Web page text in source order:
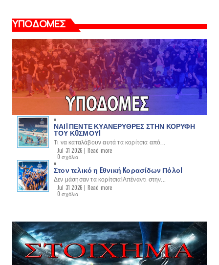
ΥΠΟΔΟΜΕΣ
ΝΑΙ! ΠΕΝΤΕ ΚΥΑΝΕΡΥΘΡΕΣ ΣΤΗΝ ΚΟΡΥΦΗ
ΤΟΥ ΚOΣΜΟΥ!
Τι να καταλάβουν αυτά τα κορίτσια από...
Jul 31 2026 | Read more
0 σχόλια
Στον τελικό η Eθνική Kορασίδων Πόλο!
Δεν μάσησαν τα κορίτσια!Απέναντι στην...
Jul 31 2026 | Read more
0 σχόλια